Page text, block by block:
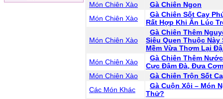
Món Chiên Xào
Gà Chiên Ngon
Món Chiên Xào
Gà Chiên Sốt Cay
Rất Hợp Khi Ăn Lúc
Món Chiên Xào
Gà Chiên Thêm
Siêu Quen Thuộc Này
Mềm Vừa Thơm Lại
Món Chiên Xào
Gà Chiên Thêm
Cực Đậm Đà, Đưa Cơm
Món Chiên Xào
Gà Chiên Trộn Sốt
Các Món Khác
Gà Cuộn Xôi – Món
Thử?